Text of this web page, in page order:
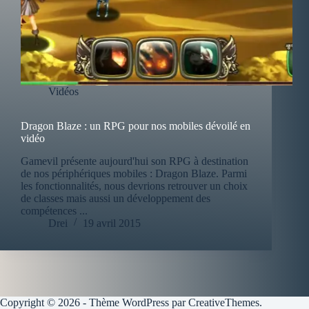
Vidéos
Dragon Blaze : un RPG pour nos mobiles dévoilé en
vidéo
Gamevil présente aujourd'hui son RPG à destination
de nos périphériques mobiles : Dragon Blaze. Parmi
les fonctionnalités, nous devrions retrouver un choix
de classes mais aussi un développement des
compétences ...
Drei
19 avril 2015
Copyright © 2026 - Thème WordPress parCreativeThemes.